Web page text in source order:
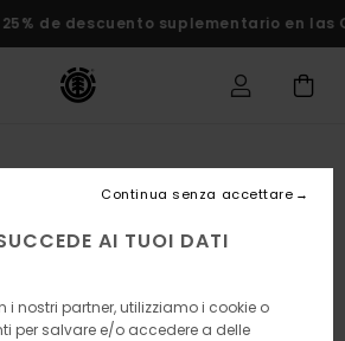
de descuento suplementario en las
AI TUOI DATI
i nostri partner, utilizziamo i cookie o
per salvare e/o accedere a delle
Continua senza accettare